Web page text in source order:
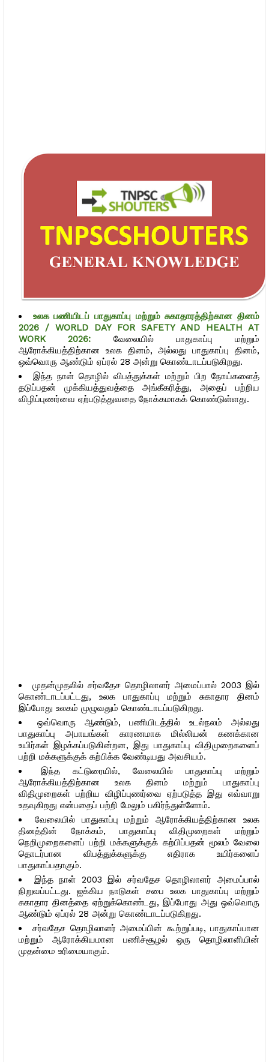
உலக பணியிடப் பாதுகாப்பு மற்றும் சுகாதாரத்திற்கான தினம்
2026 / WORLD DAY FOR SAFETY AND HEALTH AT
WORK 2026: வேலையில் பாதுகாப்பு மற்றும்
ஆரோக்கியத்திற்கான உலக தினம், அல்லது பாதுகாப்பு தினம்,
ஒவ்வொரு ஆண்டும் ஏப்ரல் 28 அன்று கொண்டாடப்படுகிறது.
இந்த நாள் தொழில் விபத்துக்கள் மற்றும் பிற நோய்களைத்
தடுப்பதன் முக்கியத்துவத்தை அங்கீகரித்து, அதைப் பற்றிய
விழிப்புணர்வை ஏற்படுத்துவதை நோக்கமாகக் கொண்டுள்ளது.
முதன்முதலில் சர்வதேச தொழிலாளர் அமைப்பால் 2003 இல்
கொண்டாடப்பட்டது, உலக பாதுகாப்பு மற்றும் சுகாதார தினம்
இப்போது உலகம் முழுவதும் கொண்டாடப்படுகிறது.
ஒவ்வொரு ஆண்டும், பணியிடத்தில் உடல்நலம் அல்லது
பாதுகாப்பு அபாயங்கள் காரணமாக மில்லியன் கணக்கான
உயிர்கள் இழக்கப்படுகின்றன, இது பாதுகாப்பு விதிமுறைகளைப்
பற்றி மக்களுக்குக் கற்பிக்க வேண்டியது அவசியம்.
இந்த கட்டுரையில், வேலையில் பாதுகாப்பு மற்றும்
ஆரோக்கியத்திற்கான உலக தினம் மற்றும் பாதுகாப்பு
விதிமுறைகள் பற்றிய விழிப்புணர்வை ஏற்படுத்த இது எவ்வாறு
உதவுகிறது என்பதைப் பற்றி மேலும் பகிர்ந்துள்ளோம்.
வேலையில் பாதுகாப்பு மற்றும் ஆரோக்கியத்திற்கான உலக
தினத்தின் நோக்கம், பாதுகாப்பு விதிமுறைகள் மற்றும்
நெறிமுறைகளைப் பற்றி மக்களுக்குக் கற்பிப்பதன் மூலம் வேலை
தொடர்பான விபத்துக்களுக்கு எதிராக உயிர்களைப்
பாதுகாப்பதாகும்.
இந்த நாள் 2003 இல் சர்வதேச தொழிலாளர் அமைப்பால்
நிறுவப்பட்டது. ஐக்கிய நாடுகள் சபை உலக பாதுகாப்பு மற்றும்
சுகாதார தினத்தை ஏற்றுக்கொண்டது, இப்போது அது ஒவ்வொரு
ஆண்டும் ஏப்ரல் 28 அன்று கொண்டாடப்படுகிறது.
சர்வதேச தொழிலாளர் அமைப்பின் கூற்றுப்படி, பாதுகாப்பான
மற்றும் ஆரோக்கியமான பணிச்சூழல் ஒரு தொழிலாளியின்
முதன்மை உரிமையாகும்.